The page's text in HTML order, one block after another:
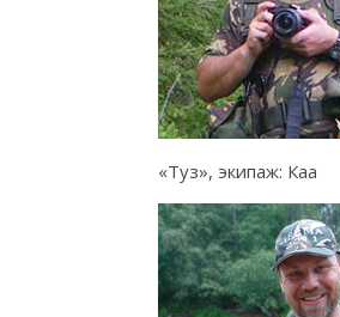
«Туз», экипаж: Каа